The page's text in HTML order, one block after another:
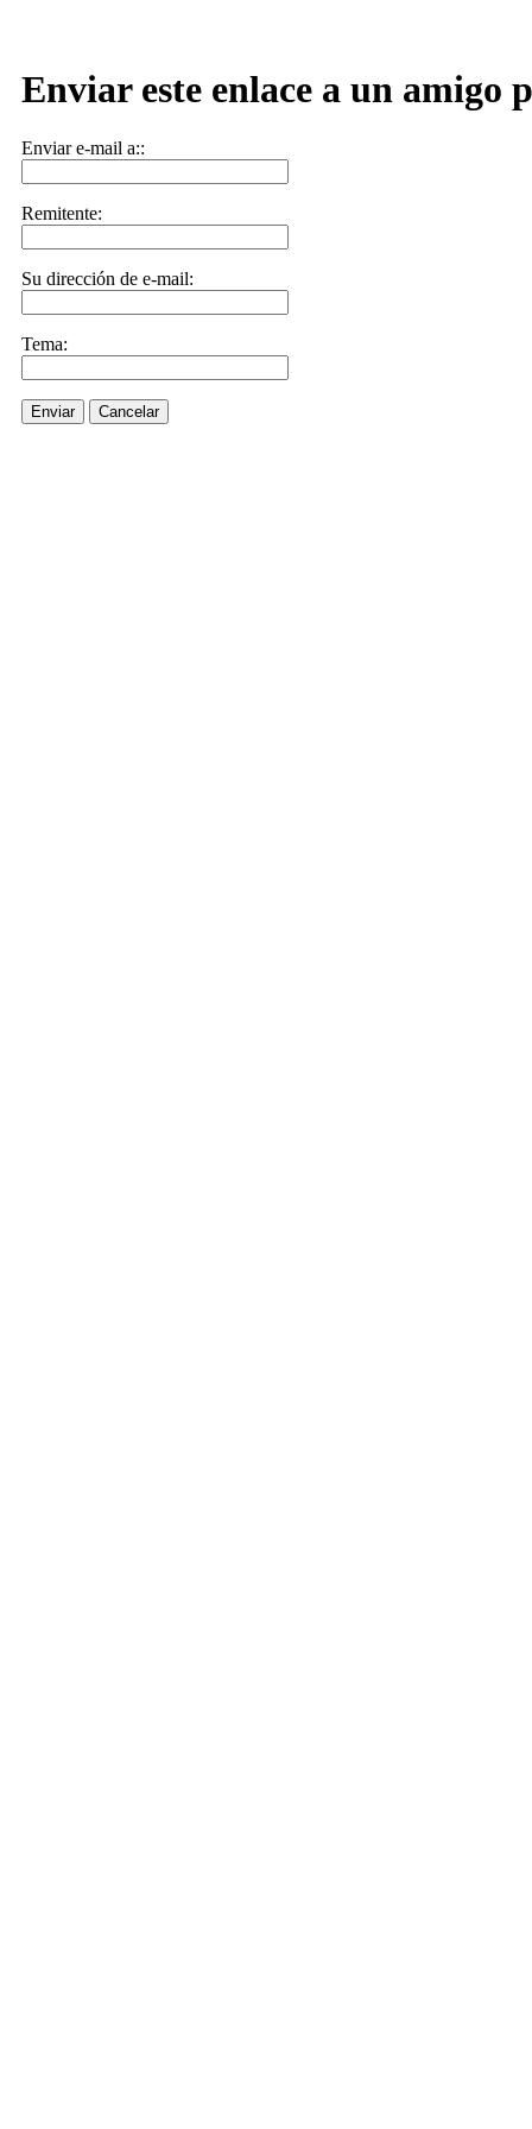
Enviar este enlace a un amigo
Enviar e-mail a::
Remitente:
Su dirección de e-mail:
Tema:
Enviar Cancelar